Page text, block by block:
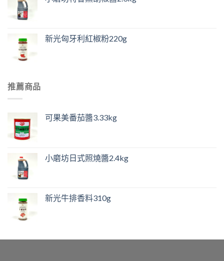
新光匈牙利紅椒粉220g
推薦商品
可果美番茄醬3.33kg
小磨坊日式照燒醬2.4kg
新光牛排香料310g